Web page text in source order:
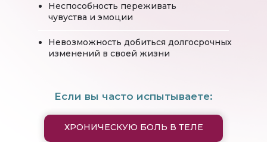
Невозможность добиться долгосрочных
изменений в своей жизни
Если вы часто испытываете:
ХРОНИЧЕСКУЮ БОЛЬ В ТЕЛЕ
Неспособность переживать
чувуства и эмоции